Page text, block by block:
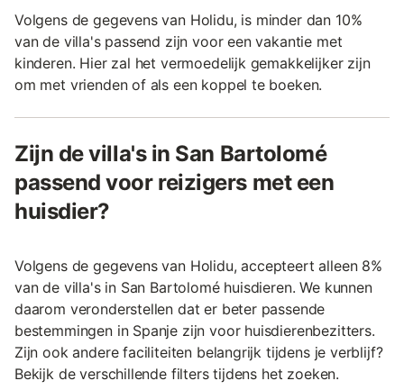
Volgens de gegevens van Holidu, is minder dan 10%
van de villa's passend zijn voor een vakantie met
kinderen. Hier zal het vermoedelijk gemakkelijker zijn
om met vrienden of als een koppel te boeken.
Zijn de villa's in San Bartolomé
passend voor reizigers met een
huisdier?
Volgens de gegevens van Holidu, accepteert alleen 8%
van de villa's in San Bartolomé huisdieren. We kunnen
daarom veronderstellen dat er beter passende
bestemmingen in Spanje zijn voor huisdierenbezitters.
Zijn ook andere faciliteiten belangrijk tijdens je verblijf?
Bekijk de verschillende filters tijdens het zoeken.